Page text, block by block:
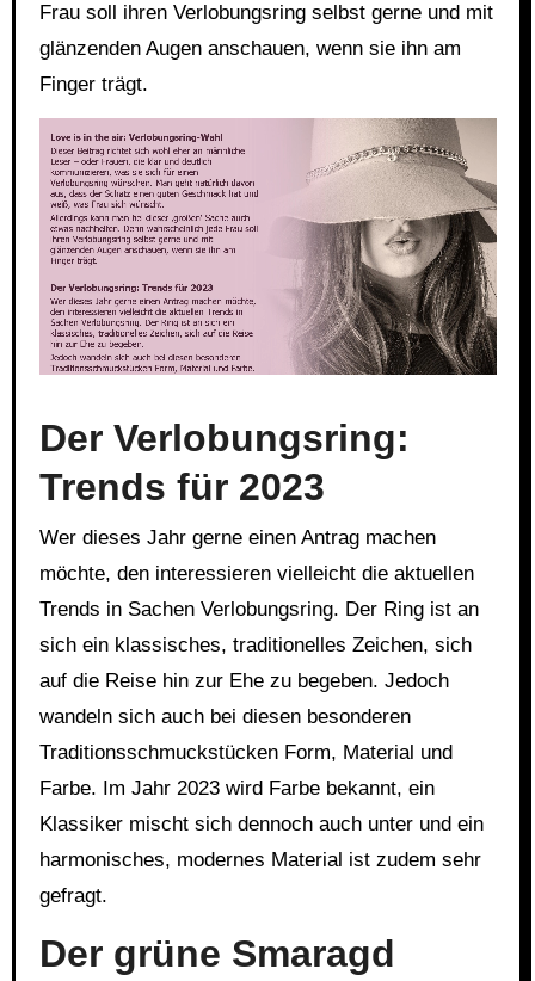
Frau soll ihren Verlobungsring selbst gerne und mit
glänzenden Augen anschauen, wenn sie ihn am
Finger trägt.
Link Embed
Der Verlobungsring:
Trends für 2023
Wer dieses Jahr gerne einen Antrag machen
möchte, den interessieren vielleicht die aktuellen
Trends in Sachen Verlobungsring. Der Ring ist an
sich ein klassisches, traditionelles Zeichen, sich
auf die Reise hin zur Ehe zu begeben. Jedoch
wandeln sich auch bei diesen besonderen
Traditionsschmuckstücken Form, Material und
Farbe. Im Jahr 2023 wird Farbe bekannt, ein
Klassiker mischt sich dennoch auch unter und ein
harmonisches, modernes Material ist zudem sehr
gefragt.
Der grüne Smaragd